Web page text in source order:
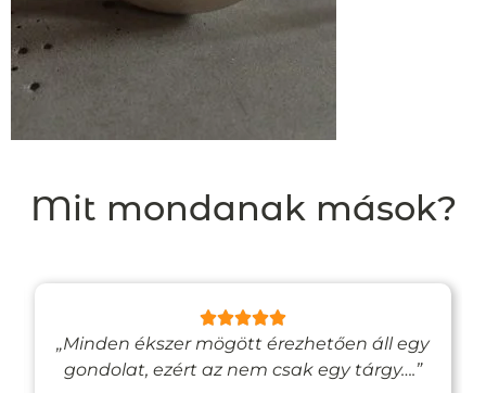
Mit mondanak mások?
„Minden ékszer mögött érezhetően áll egy
gondolat, ezért az nem csak egy tárgy….”